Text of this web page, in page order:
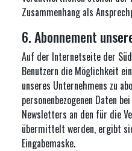
Zusammenhang als
6. Abonnement
Auf der Internetseite der
Benutzern die Möglichkeit
unseres Unternehmens zu
personenbezogenen Daten
Newsletters an den für die
übermittelt werden, ergibt
Eingabemaske.